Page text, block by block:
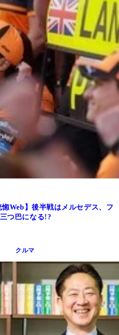
惚Web】後半戦はメルセデス、フ
つ巴になる!?
クルマ